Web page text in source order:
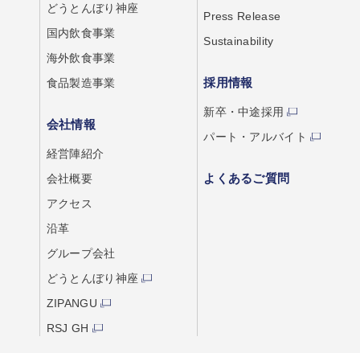
どうとんぼり神座
国内飲食事業
海外飲食事業
食品製造事業
会社情報
経営陣紹介
会社概要
アクセス
沿革
グループ会社
どうとんぼり神座
ZIPANGU
RSJ GH
Press Release
Sustainability
採用情報
新卒・中途採用
パート・アルバイト
よくあるご質問